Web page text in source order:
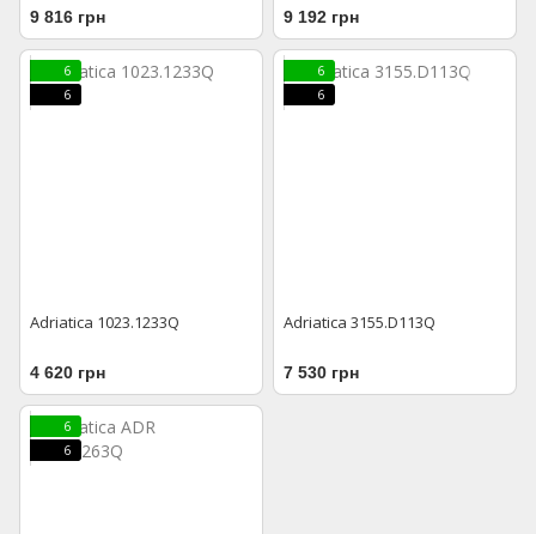
9 816 грн 9 192 грн
6
6
Adriatica 1023.1233Q
4 620 грн
6
6
Adriatica 3155.D113Q
7 530 грн
6
6